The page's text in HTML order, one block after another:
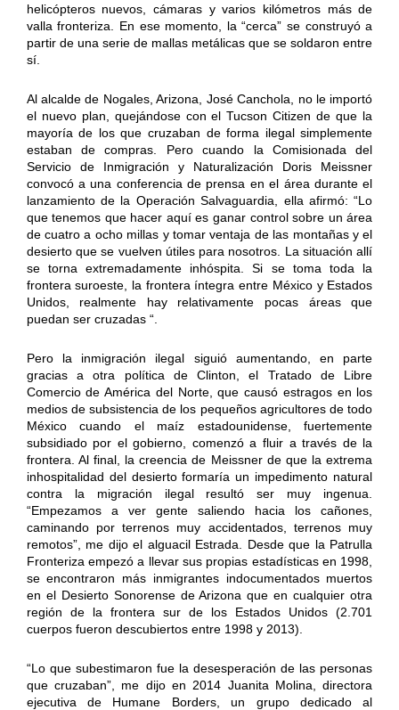
helicópteros nuevos, cámaras y varios kilómetros más de
valla fronteriza. En ese momento, la “cerca” se construyó a
partir de una serie de mallas metálicas que se soldaron entre
sí.
Al alcalde de Nogales, Arizona, José Canchola, no le importó
el nuevo plan, quejándose con el Tucson Citizen de que la
mayoría de los que cruzaban de forma ilegal simplemente
estaban de compras. Pero cuando la Comisionada del
Servicio de Inmigración y Naturalización Doris Meissner
convocó a una conferencia de prensa en el área durante el
lanzamiento de la Operación Salvaguardia, ella afirmó: “Lo
que tenemos que hacer aquí es ganar control sobre un área
de cuatro a ocho millas y tomar ventaja de las montañas y el
desierto que se vuelven útiles para nosotros. La situación allí
se torna extremadamente inhóspita. Si se toma toda la
frontera suroeste, la frontera íntegra entre México y Estados
Unidos, realmente hay relativamente pocas áreas que
puedan ser cruzadas “.
Pero la inmigración ilegal siguió aumentando, en parte
gracias a otra política de Clinton, el Tratado de Libre
Comercio de América del Norte, que causó estragos en los
medios de subsistencia de los pequeños agricultores de todo
México cuando el maíz estadounidense, fuertemente
subsidiado por el gobierno, comenzó a fluir a través de la
frontera. Al final, la creencia de Meissner de que la extrema
inhospitalidad del desierto formaría un impedimento natural
contra la migración ilegal resultó ser muy ingenua.
“Empezamos a ver gente saliendo hacia los cañones,
caminando por terrenos muy accidentados, terrenos muy
remotos”, me dijo el alguacil Estrada. Desde que la Patrulla
Fronteriza empezó a llevar sus propias estadísticas en 1998,
se encontraron más inmigrantes indocumentados muertos
en el Desierto Sonorense de Arizona que en cualquier otra
región de la frontera sur de los Estados Unidos (2.701
cuerpos fueron descubiertos entre 1998 y 2013).
“Lo que subestimaron fue la desesperación de las personas
que cruzaban”, me dijo en 2014 Juanita Molina, directora
ejecutiva de Humane Borders, un grupo dedicado al